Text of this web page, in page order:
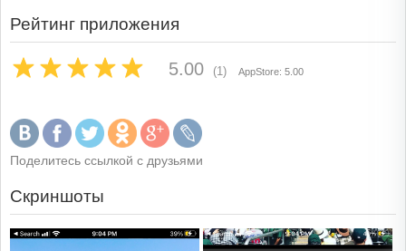
Рейтинг приложения
5.00 (1) AppStore: 5.00
Поделитесь ссылкой с друзьями
Скриншоты